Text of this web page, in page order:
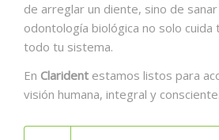
de arreglar un diente, sino de
odontología biológica no solo cuida
todo tu sistema.
En Clarident estamos listos para
visión humana, integral y consciente.